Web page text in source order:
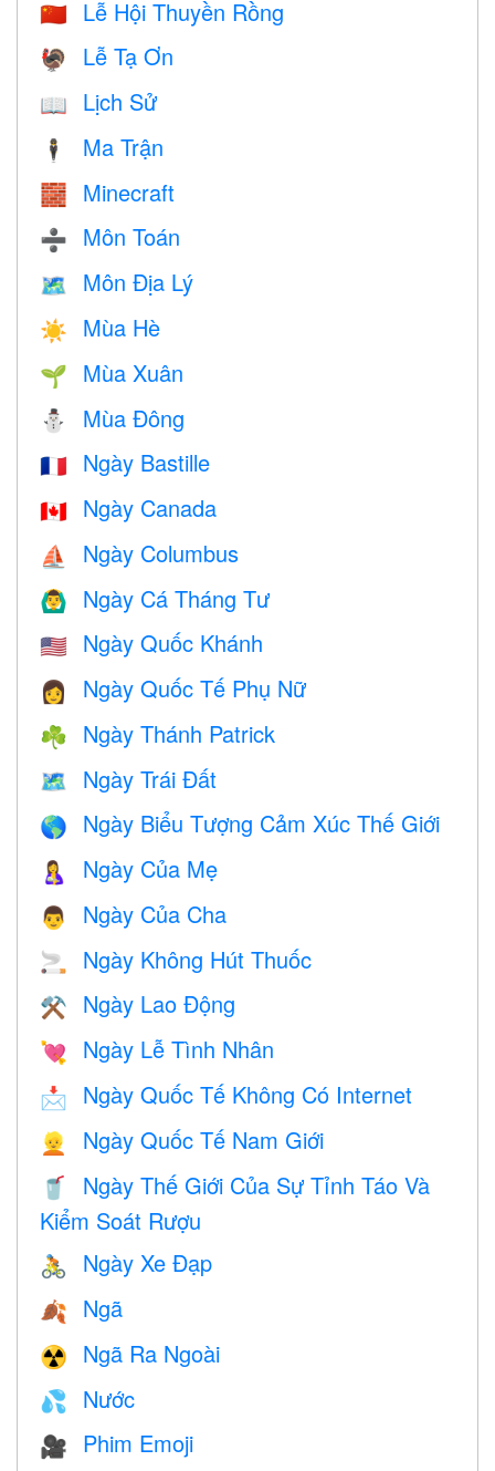
🇨🇳 Lễ Hội Thuyền Rồng
🦃 Lễ Tạ Ơn
📖 Lịch Sử
🕴️ Ma Trận
🧱 Minecraft
➗ Môn Toán
🗺 Môn Địa Lý
☀️ Mùa Hè
🌱 Mùa Xuân
⛄ Mùa Đông
🇫🇷 Ngày Bastille
🇨🇦 Ngày Canada
⛵️ Ngày Columbus
🙆‍♂️ Ngày Cá Tháng Tư
🇺🇸 Ngày Quốc Khánh
👩 Ngày Quốc Tế Phụ Nữ
☘️ Ngày Thánh Patrick
🗺️ Ngày Trái Đất
🌎 Ngày Biểu Tượng Cảm Xúc Thế Giới
🤱 Ngày Của Mẹ
👨 Ngày Của Cha
🚬 Ngày Không Hút Thuốc
⚒️ Ngày Lao Động
💘 Ngày Lễ Tình Nhân
📩 Ngày Quốc Tế Không Có Internet
👱 Ngày Quốc Tế Nam Giới
🥤
Ngày Thế Giới Của Sự Tỉnh Táo Và
Kiểm Soát Rượu
🚴 Ngày Xe Đạp
🍂 Ngã
☢️ Ngã Ra Ngoài
💦 Nước
🎥 Phim Emoji